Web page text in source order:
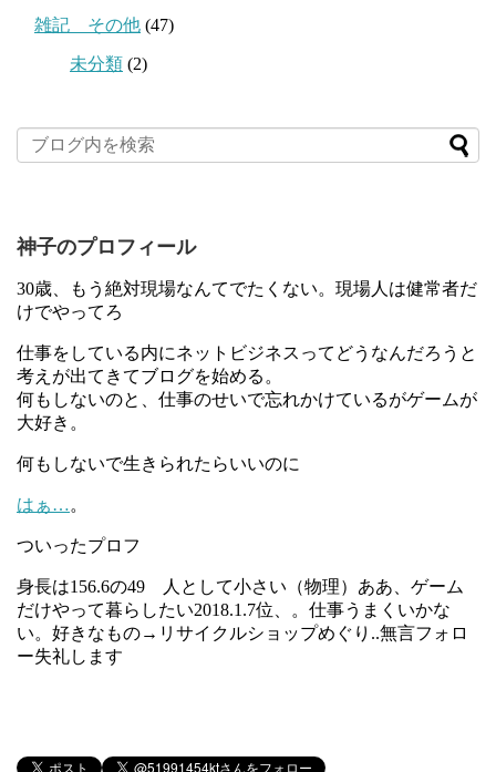
雑記 その他 (47)
未分類 (2)
神子のプロフィール
30歳、もう絶対現場なんてでたくない。現場人は健常者だ
けでやってろ
仕事をしている内にネットビジネスってどうなんだろうと
考えが出てきてブログを始める。
何もしないのと、仕事のせいで忘れかけているがゲームが
大好き。
何もしないで生きられたらいいのに
はぁ…。
ついったプロフ
身長は156.6の49 人として小さい（物理）ああ、ゲーム
だけやって暮らしたい2018.1.7位、。仕事うまくいかな
い。好きなもの→リサイクルショップめぐり..無言フォロ
ー失礼します